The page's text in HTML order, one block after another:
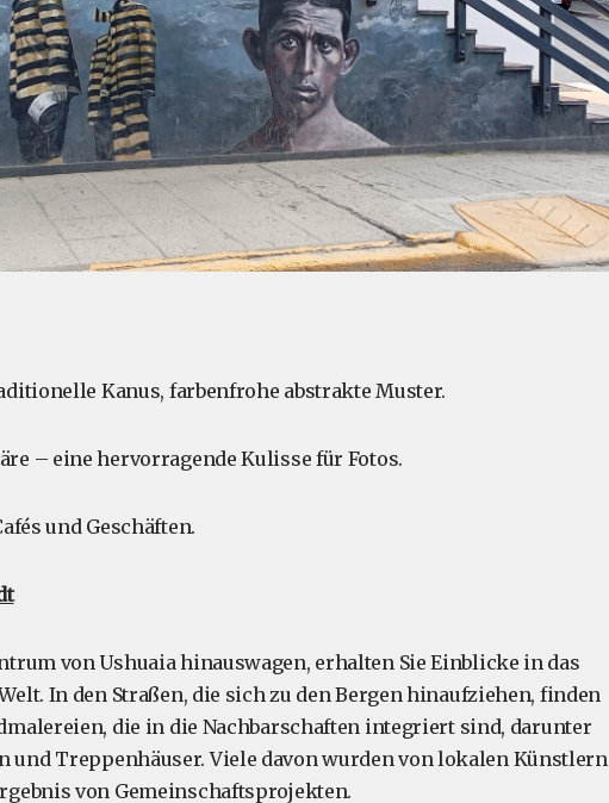
Kanus, farbenfrohe abstrakte Muster.
– eine hervorragende Kulisse für Fotos.
und Geschäften.
von Ushuaia hinauswagen, erhalten Sie Einblicke in das
In den Straßen, die sich zu den Bergen hinaufziehen, finden
die in die Nachbarschaften integriert sind, darunter
und Treppenhäuser. Viele davon wurden von lokalen Künstlern
von Gemeinschaftsprojekten.